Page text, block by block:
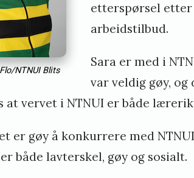
NTNUI Blits
etterspørsel
arbeidstilbud.
Sara er med i
var veldig gøy, og
at vervet i NTNUI er både
er gøy å konkurrere med
både lavterskel, gøy og sosialt.